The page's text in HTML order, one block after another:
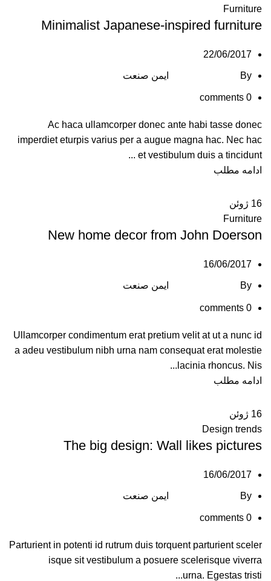
Furniture
Minimalist Japanese-inspired furniture
22/06/2017
By ایمن صنعت
0
comments
Ac haca ullamcorper donec ante habi tasse donec
imperdiet eturpis varius per a augue magna hac. Nec hac
et vestibulum duis a tincidunt ...
ادامه مطلب
16 ژوئن
Furniture
New home decor from John Doerson
16/06/2017
By ایمن صنعت
0
comments
Ullamcorper condimentum erat pretium velit at ut a nunc id
a adeu vestibulum nibh urna nam consequat erat molestie
lacinia rhoncus. Nis...
ادامه مطلب
16 ژوئن
Design trends
The big design: Wall likes pictures
16/06/2017
By ایمن صنعت
0
comments
Parturient in potenti id rutrum duis torquent parturient sceler
isque sit vestibulum a posuere scelerisque viverra
urna. Egestas tristi...